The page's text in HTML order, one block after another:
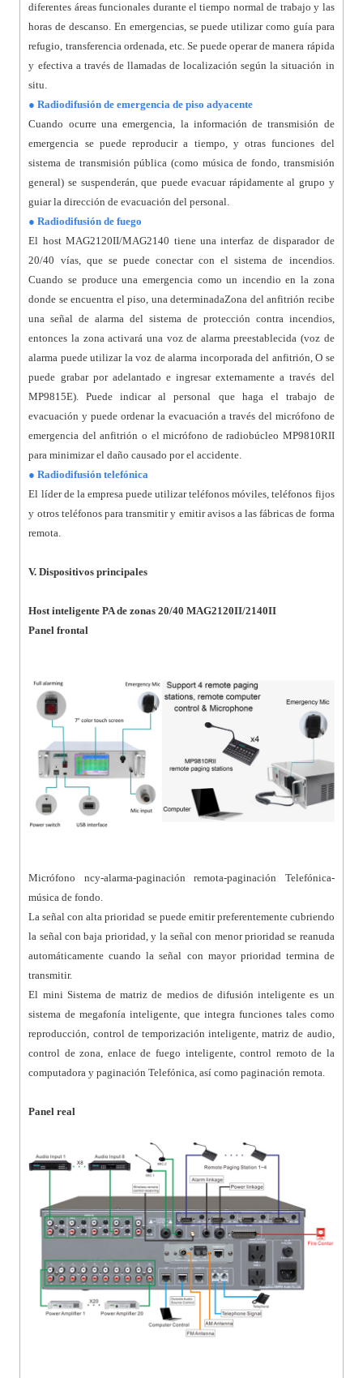
diferentes áreas funcionales durante el tiempo normal de trabajo y las
horas de descanso. En emergencias, se puede utilizar como guía para
refugio, transferencia ordenada, etc. Se puede operar de manera rápida
y efectiva a través de llamadas de localización según la situación in
situ.
● Radiodifusión de emergencia de piso adyacente
Cuando ocurre una emergencia, la información de transmisión de
emergencia se puede reproducir a tiempo, y otras funciones del
sistema de transmisión pública (como música de fondo, transmisión
general) se suspenderán, que puede evacuar rápidamente al grupo y
guiar la dirección de evacuación del personal.
● Radiodifusión de fuego
El host MAG2120II/MAG2140 tiene una interfaz de disparador de
20/40 vías, que se puede conectar con el sistema de incendios.
Cuando se produce una emergencia como un incendio en la zona
donde se encuentra el piso, una determinadaZona del anfitrión recibe
una señal de alarma del sistema de protección contra incendios,
entonces la zona activará una voz de alarma preestablecida (voz de
alarma puede utilizar la voz de alarma incorporada del anfitrión, O se
puede grabar por adelantado e ingresar externamente a través del
MP9815E). Puede indicar al personal que haga el trabajo de
evacuación y puede ordenar la evacuación a través del micrófono de
emergencia del anfitrión o el micrófono de radiobúcleo MP9810RII
para minimizar el daño causado por el accidente.
● Radiodifusión telefónica
El líder de la empresa puede utilizar teléfonos móviles, teléfonos fijos
y otros teléfonos para transmitir y emitir avisos a las fábricas de forma
remota.
V. Dispositivos principales
Host inteligente PA de zonas 20/40 MAG2120II/2140II
Panel frontal
Micrófono ncy-alarma-paginación remota-paginación Telefónica-
música de fondo.
La señal con alta prioridad se puede emitir preferentemente cubriendo
la señal con baja prioridad, y la señal con menor prioridad se reanuda
automáticamente cuando la señal con mayor prioridad termina de
transmitir.
El mini Sistema de matriz de medios de difusión inteligente es un
sistema de megafonía inteligente, que integra funciones tales como
reproducción, control de temporización inteligente, matriz de audio,
control de zona, enlace de fuego inteligente, control remoto de la
computadora y paginación Telefónica, así como paginación remota.
Panel real